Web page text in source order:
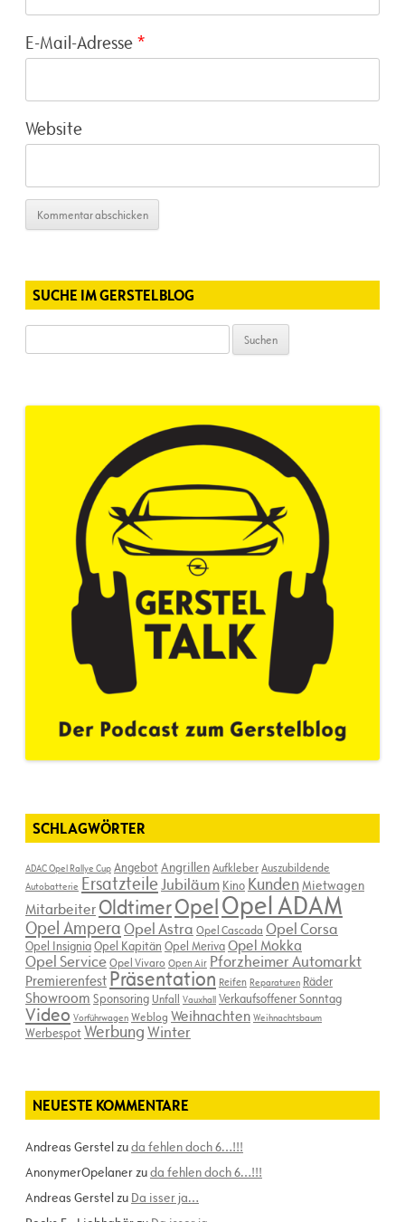
E-Mail-Adresse *
Website
SUCHE IM GERSTELBLOG
SCHLAGWÖRTER
ADAC Opel Rallye Cup AngebotAngrillenAufkleberAuszubildende
Autobatterie ErsatzteileJubiläum Kino KundenMietwagen
Mitarbeiter OldtimerOpelOpel ADAM
Opel AmperaOpel Astra Opel Cascada Opel Corsa
Opel InsigniaOpel Kapitän Opel MerivaOpel Mokka
Opel ServiceOpel Vivaro Open Air Pforzheimer Automarkt
Premierenfest Präsentation Reifen Reparaturen Räder
Showroom Sponsoring Unfall Vauxhall Verkaufsoffener Sonntag
Video Vorführwagen Weblog Weihnachten Weihnachtsbaum
WerbespotWerbungWinter
NEUESTE KOMMENTARE
Andreas Gerstelzuda fehlen doch 6…!!!
AnonymerOpelanerzuda fehlen doch 6…!!!
Andreas Gerstelzu Da isser ja…